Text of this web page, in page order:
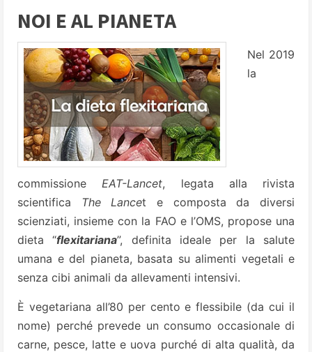
NOI E AL PIANETA
Nel 2019
la
commissione EAT-Lancet, legata alla rivista
scientifica
The Lancet e composta da diversi
scienziati, insieme con la FAO e l’OMS, propose una
dieta “flexitariana”, definita ideale per la salute
umana e del pianeta, basata su alimenti vegetali e
senza cibi animali da allevamenti intensivi.
È vegetariana all’80 per cento e flessibile (da cui il
nome) perché prevede un consumo occasionale di
carne, pesce, latte e uova purché di alta qualità, da